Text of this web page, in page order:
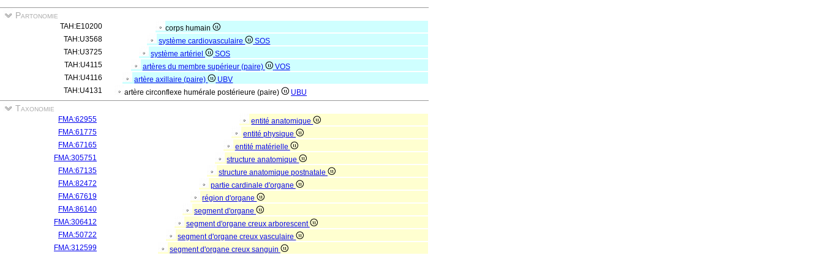
Partonomie
TAH:E10200
corps humain
TAH:U3568
système cardiovasculaire
SOS
TAH:U3725
système artériel
SOS
TAH:U4115
artères du membre supérieur (paire)
VOS
TAH:U4116
artère axillaire (paire)
UBV
TAH:U4131
artère circonflexe humérale postérieure (paire) UBU
Taxonomie
FMA:62955
entité anatomique
FMA:61775
entité physique
FMA:67165
entité matérielle
FMA:305751
structure anatomique
FMA:67135
structure anatomique postnatale
FMA:82472
partie cardinale d'organe
FMA:67619
région d'organe
FMA:86140
segment d'organe
FMA:306412
segment d'organe creux arborescent
FMA:50722
segment d'organe creux vasculaire
FMA:312599
segment d'organe creux sanguin